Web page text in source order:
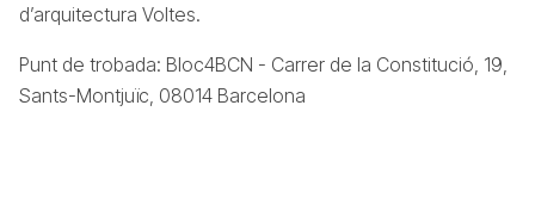
d’arquitectura Voltes.
Punt de trobada: Bloc4BCN - Carrer de la Constitució, 19,
Sants-Montjuïc, 08014 Barcelona